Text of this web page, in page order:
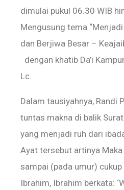
dimulai pukul 06.30 WIB
Mengusung tema
dan Berjiwa Besar –
dengan khatib Da’i
Lc.
Dalam tausiyahnya, Randi
tuntas makna di balik
yang menjadi ruh dari
Ayat tersebut artinya
sampai (pada umur)
Ibrahim, Ibrahim berkata: